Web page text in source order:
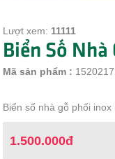
Lượt xem: 11111
Biển Số
Mã sản phẩm :
Biển số nhà gỗ phối
1.500.000đ